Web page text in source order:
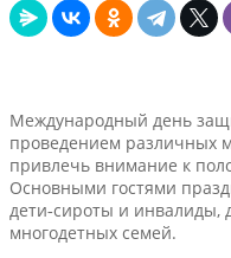
Международный день
проведением различных
привлечь внимание к
Основными гостями
дети‑сироты и инвалиды,
многодетных семей.